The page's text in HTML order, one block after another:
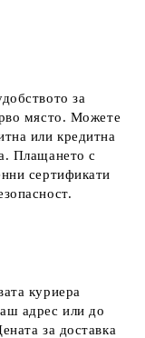
за
място. Можете
или кредитна
Плащането с
сертификати
куриера
адрес или до
за доставка